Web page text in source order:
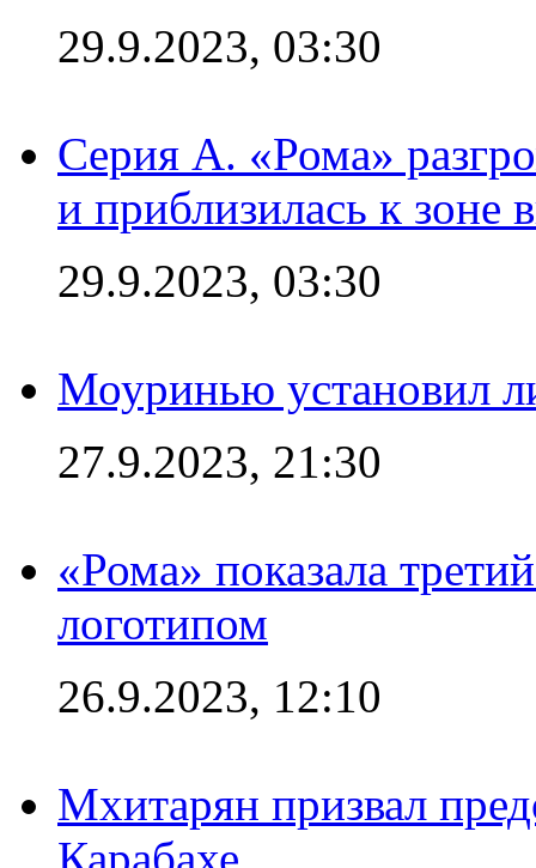
29.9.2023, 03:30
Серия А. «Рома»
и приблизилась к зоне
29.9.2023, 03:30
Моуринью установил
27.9.2023, 21:30
«Рома» показала
логотипом
26.9.2023, 12:10
Мхитарян призвал
Карабахе